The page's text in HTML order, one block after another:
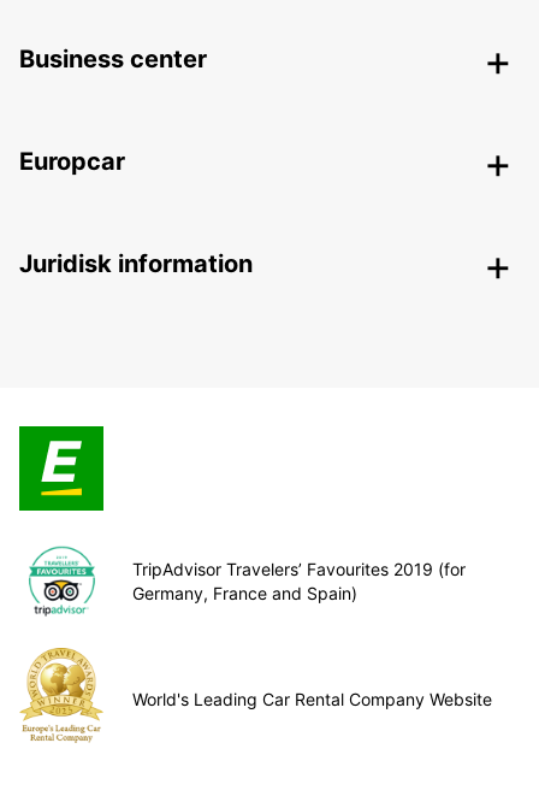
Business center
Europcar
Juridisk information
TripAdvisor Travelers’ Favourites 2019 (for
Germany, France and Spain)
World's Leading Car Rental Company Website